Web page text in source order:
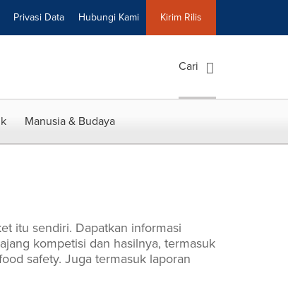
Privasi Data Hubungi Kami Kirim Rilis
Cari
Manusia & Budaya
itu sendiri. Dapatkan informasi
kompetisi dan hasilnya, termasuk
safety. Juga termasuk laporan